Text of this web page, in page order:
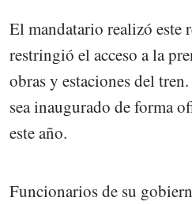
El mandatario realizó este
restringió el acceso a la
obras y estaciones del
sea inaugurado de forma
este año.
Funcionarios de su